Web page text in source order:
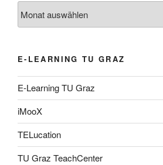
E-LEARNING TU GRAZ
E-Learning TU Graz
iMooX
TELucation
TU Graz TeachCenter